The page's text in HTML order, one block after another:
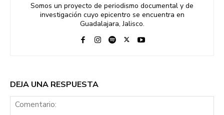
Somos un proyecto de periodismo documental y de
investigación cuyo epicentro se encuentra en
Guadalajara, Jalisco.
DEJA UNA RESPUESTA